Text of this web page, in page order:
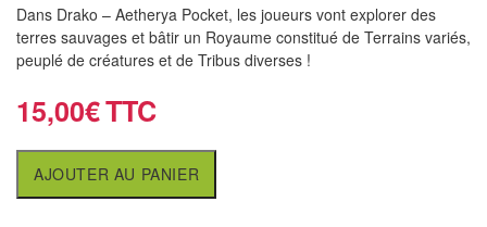
air
Pendules
Echiquier
aveugles
Dans Drako – Aetherya Pocket, les joueurs vont explorer des
terres sauvages et bâtir un Royaume constitué de Terrains variés,
peuplé de créatures et de Tribus diverses !
15,00€
AJOUTER AU PANIER